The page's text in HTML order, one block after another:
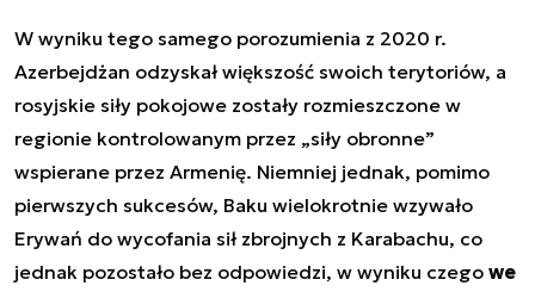
W wyniku tego samego porozumienia z 2020 r.
Azerbejdżan odzyskał większość swoich terytoriów, a
rosyjskie siły pokojowe zostały rozmieszczone w
regionie kontrolowanym przez „siły obronne”
wspierane przez Armenię. Niemniej jednak, pomimo
pierwszych sukcesów, Baku wielokrotnie wzywało
Erywań do wycofania sił zbrojnych z Karabachu, co
jednak pozostało bez odpowiedzi, w wyniku czego we